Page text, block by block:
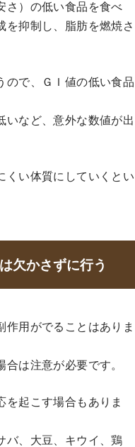
さ）の低い食品を食べ
を抑制し、脂肪を燃焼さ
ので、ＧＩ値の低い食品
いなど、意外な数値が出
くい体質にしていくとい
欠かさずに行う
作用がでることはありま
は注意が必要です。
を起こす場合もありま
バ、大豆、キウイ、鶏